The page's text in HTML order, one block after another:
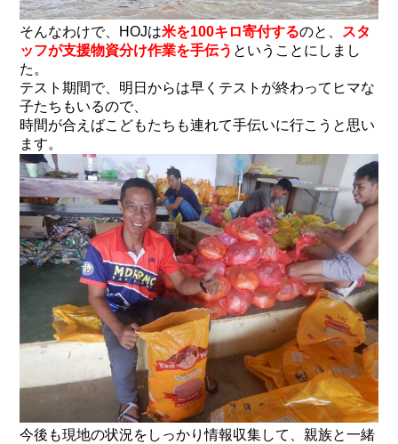
そんなわけで、HOJは米を100キロ寄付するのと、 スタ
ッフが支援物資分け作業を手伝う ということにしまし
た。
テスト期間で、明日からは早くテストが終わってヒマな
子たちもいるので、
時間が合えばこどもたちも連れて手伝いに行こうと思い
ます。
今後も現地の状況をしっかり情報収集して、親族と一緒